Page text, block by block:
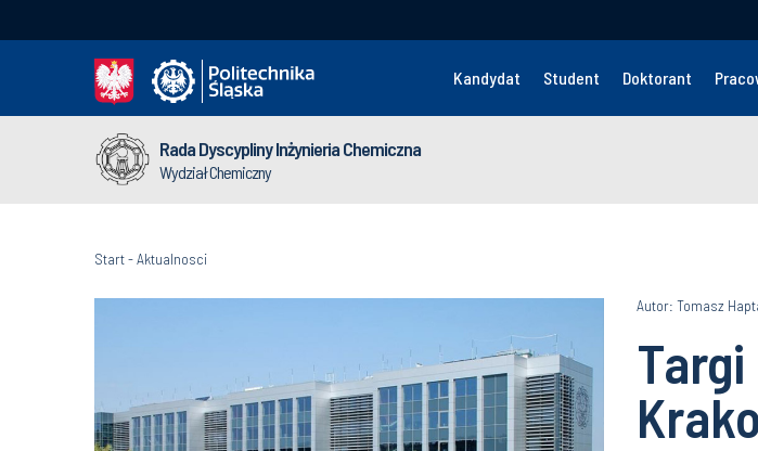
Kandydat Student Doktorant
Rada Dyscypliny Inżynieria Chemiczna
Wydział Chemiczny
Start-Aktualnosci
Autor: Tomasz
Targi